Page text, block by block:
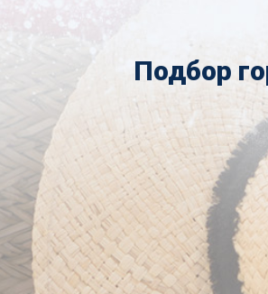
Подбор